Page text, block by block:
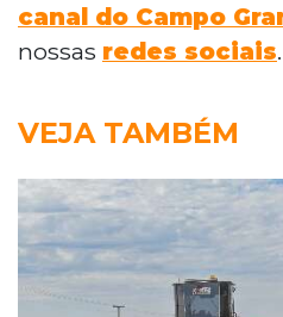
canal do Campo
nossas redes sociais.
VEJA TAMBÉM